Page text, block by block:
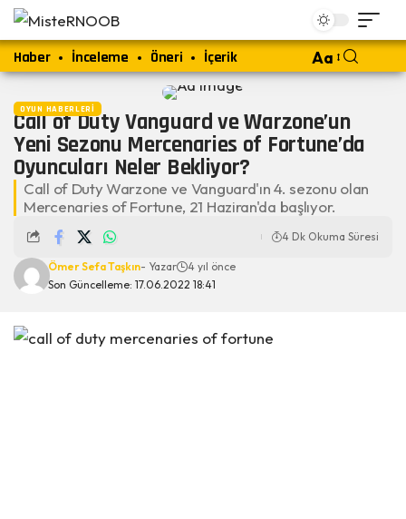
Haber İnceleme Öneri İçerik Aa
OYUN HABERLERI
Call of Duty Vanguard ve Warzone’un
Yeni Sezonu Mercenaries of Fortune’da
Oyuncuları Neler Bekliyor?
Call of Duty Warzone ve Vanguard'ın 4. sezonu olan
Mercenaries of Fortune, 21 Haziran'da başlıyor.
Son Güncelleme: 17.06.2022 18:41
Ömer Sefa Taşkın- Yazar 4 yıl önce
4 Dk Okuma Süresi